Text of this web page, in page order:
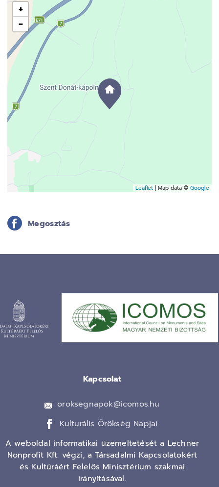
+
−
Leaflet | Map data © Google
Megosztás
Kapcsolat
oroksegnapok@icomos.hu
Kulturális Örökség Napjai
A weboldal informatikai üzemeltetését a Lechner
Nonprofit Kft. végzi, a Társadalmi Kapcsolatokért
és Kultúráért Felelős Minisztérium szakmai
irányításával.